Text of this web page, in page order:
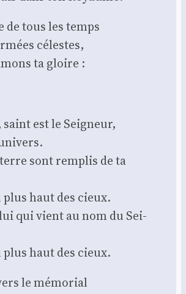
de tous les temps
célestes,
ta gloire :
est le Sei­gneur,
sont rem­plis de ta
plus haut des cieux.
qui vient au nom du Sei­
plus haut des cieux.
le mémo­rial